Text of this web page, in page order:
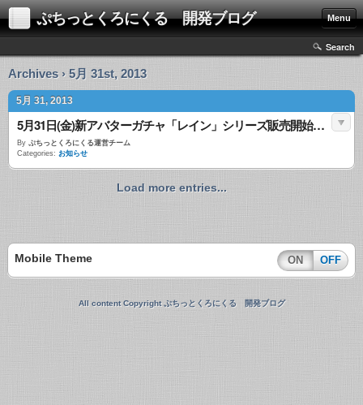
ぷちっとくろにくる 開発ブログ Menu
Search
Archives › 5月 31st, 2013
5月 31, 2013
5月31日(金)新アバターガチャ「レイン」シリーズ販売開始のお知らせ
By ぷちっとくろにくる運営チーム
Categories: お知らせ
Load more entries...
Mobile Theme ON OFF
All content Copyright ぷちっとくろにくる 開発ブログ